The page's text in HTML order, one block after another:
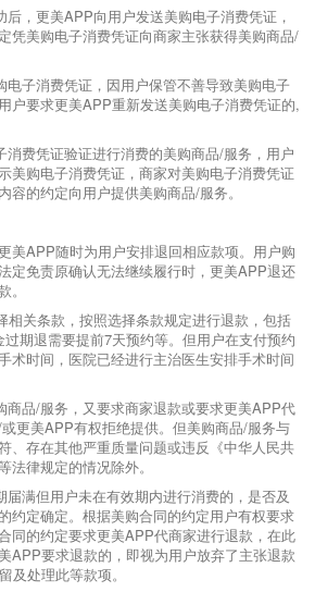
，更美APP向用户发送美购电子消费凭证，
凭美购电子消费凭证向商家主张获得美购商品/
电子消费凭证，因用户保管不善导致美购电子
户要求更美APP重新发送美购电子消费凭证的,
费凭证验证进行消费的美购商品/服务，用户
美购电子消费凭证，商家对美购电子消费凭证
容的约定向用户提供美购商品/服务。
美APP随时为用户安排退回相应款项。用户购
定免责原确认无法继续履行时，更美APP退还
相关条款，按照选择条款规定进行退款，包括
期退需要提前7天预约等。但用户在支付预约
术时间，医院已经进行主治医生安排手术时间
商品/服务，又要求商家退款或要求更美APP代
更美APP有权拒绝提供。但美购商品/服务与
、存在其他严重质量问题或违反《中华人民共
法律规定的情况除外。
满但用户未在有效期内进行消费的，是否及
约定确定。根据美购合同的约定用户有权要求
同的约定要求更美APP代商家进行退款，在此
APP要求退款的，即视为用户放弃了主张退款
及处理此等款项。